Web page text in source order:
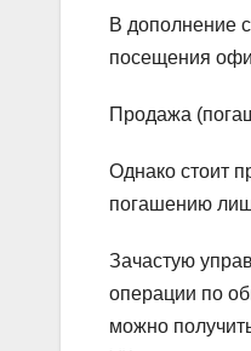
В дополнение
посещения
Продажа
Однако стоит
погашению
Зачастую
операции по
можно